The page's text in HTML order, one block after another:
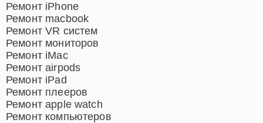
Ремонт iPhone
Ремонт macbook
Ремонт VR систем
Ремонт мониторов
Ремонт iMac
Ремонт airpods
Ремонт iPad
Ремонт плееров
Ремонт apple watch
Ремонт компьютеров